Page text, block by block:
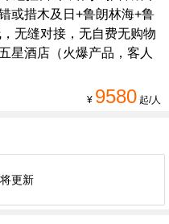
或措木及日+鲁朗林海+鲁
无缝对接，无自费无购物
星酒店（火爆产品，客人
¥ 9580 起/人
更新